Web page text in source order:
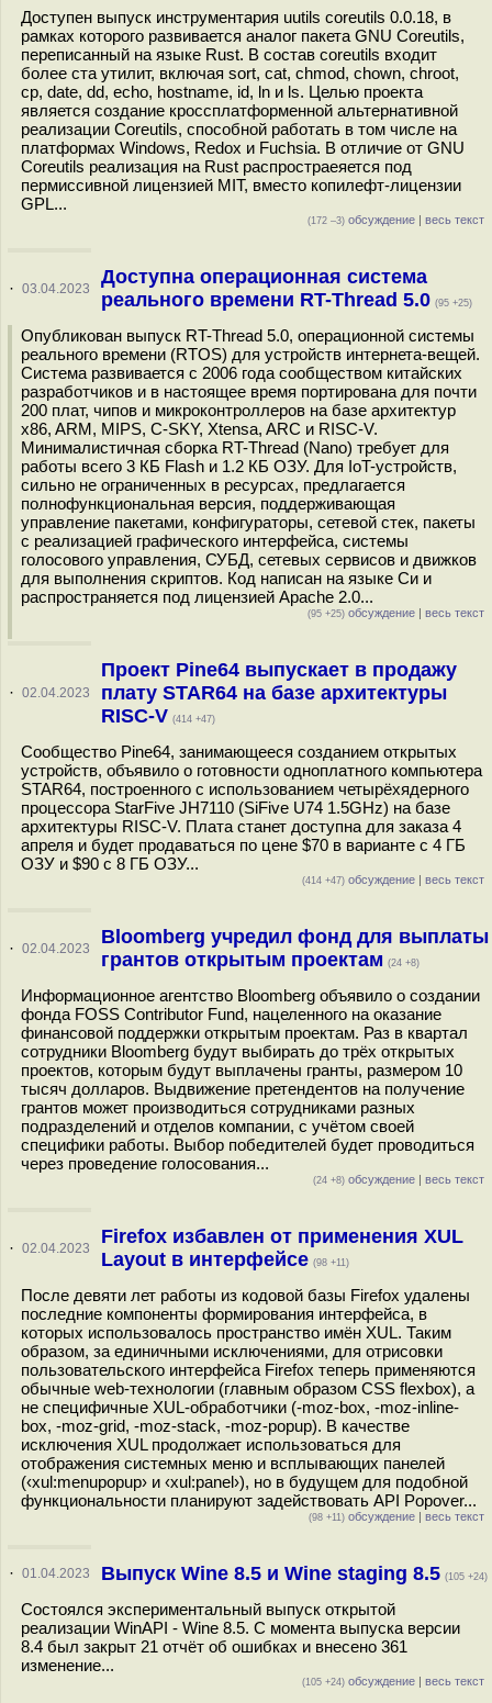
Доступен выпуск инструментария uutils coreutils 0.0.18, в
рамках которого развивается аналог пакета GNU Coreutils,
переписанный на языке Rust. В состав coreutils входит
более ста утилит, включая sort, cat, chmod, chown, chroot,
cp, date, dd, echo, hostname, id, ln и ls. Целью проекта
является создание кроссплатформенной альтернативной
реализации Coreutils, способной работать в том числе на
платформах Windows, Redox и Fuchsia. В отличие от GNU
Coreutils реализация на Rust распростраеяется под
пермиссивной лицензией MIT, вместо копилефт-лицензии
GPL...
(172 –3) обсуждение | весь текст
· 03.04.2023
Доступна операционная система
реального времени RT-Thread 5.0 (95 +25)
Опубликован выпуск RT-Thread 5.0, операционной системы
реального времени (RTOS) для устройств интернета-вещей.
Система развивается с 2006 года сообществом китайских
разработчиков и в настоящее время портирована для почти
200 плат, чипов и микроконтроллеров на базе архитектур
x86, ARM, MIPS, С-SKY, Xtensa, ARC и RISC-V.
Минималистичная сборка RT-Thread (Nano) требует для
работы всего 3 КБ Flash и 1.2 КБ ОЗУ. Для IoT-устройств,
сильно не ограниченных в ресурсах, предлагается
полнофункциональная версия, поддерживающая
управление пакетами, конфигураторы, сетевой стек, пакеты
с реализацией графического интерфейса, системы
голосового управления, СУБД, сетевых сервисов и движков
для выполнения скриптов. Код написан на языке Си и
распространяется под лицензией Apache 2.0...
(95 +25) обсуждение | весь текст
· 02.04.2023
Проект Pine64 выпускает в продажу
плату STAR64 на базе архитектуры
RISC-V (414 +47)
Сообщество Pine64, занимающееся созданием открытых
устройств, объявило о готовности одноплатного компьютера
STAR64, построенного с использованием четырёхядерного
процессора StarFive JH7110 (SiFive U74 1.5GHz) на базе
архитектуры RISC-V. Плата станет доступна для заказа 4
апреля и будет продаваться по цене $70 в варианте с 4 ГБ
ОЗУ и $90 с 8 ГБ ОЗУ...
(414 +47) обсуждение | весь текст
· 02.04.2023
Bloomberg учредил фонд для выплаты
грантов открытым проектам (24 +8)
Информационное агентство Bloomberg объявило о создании
фонда FOSS Contributor Fund, нацеленного на оказание
финансовой поддержки открытым проектам. Раз в квартал
сотрудники Bloomberg будут выбирать до трёх открытых
проектов, которым будут выплачены гранты, размером 10
тысяч долларов. Выдвижение претендентов на получение
грантов может производиться сотрудниками разных
подразделений и отделов компании, с учётом своей
специфики работы. Выбор победителей будет проводиться
через проведение голосования...
(24 +8) обсуждение | весь текст
· 02.04.2023
Firefox избавлен от применения XUL
Layout в интерфейсе (98 +11)
После девяти лет работы из кодовой базы Firefox удалены
последние компоненты формирования интерфейса, в
которых использовалось пространство имён XUL. Таким
образом, за единичными исключениями, для отрисовки
пользовательского интерфейса Firefox теперь применяются
обычные web-технологии (главным образом CSS flexbox), а
не специфичные XUL-обработчики (-moz-box, -moz-inline-
box, -moz-grid, -moz-stack, -moz-popup). В качестве
исключения XUL продолжает использоваться для
отображения системных меню и всплывающих панелей
(‹xul:menupopup› и ‹xul:panel›), но в будущем для подобной
функциональности планируют задействовать API Popover...
(98 +11) обсуждение | весь текст
· 01.04.2023 Выпуск Wine 8.5 и Wine staging 8.5 (105 +24)
Состоялся экспериментальный выпуск открытой
реализации WinAPI - Wine 8.5. С момента выпуска версии
8.4 был закрыт 21 отчёт об ошибках и внесено 361
изменение...
(105 +24) обсуждение | весь текст